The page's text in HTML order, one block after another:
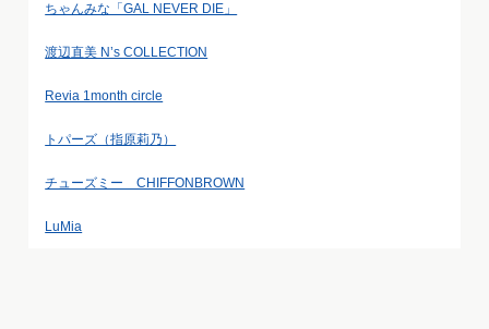
ちゃんみな「GAL NEVER DIE」
渡辺直美 N’s COLLECTION
Revia 1month circle
トパーズ（指原莉乃）
チューズミー CHIFFONBROWN
LuMia